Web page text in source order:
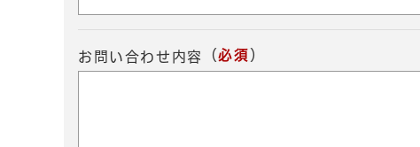
お問い合わせ内容 （必須 ）